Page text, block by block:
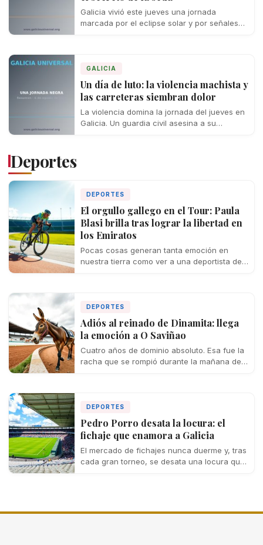
Galicia vivió este jueves una jornada
marcada por el eclipse solar y por señales
GALICIA
Un día de luto: la violencia machista y
las carreteras siembran dolor
La violencia domina la jornada del jueves en
Galicia. Un guardia civil asesina a su
Deportes
DEPORTES
El orgullo gallego en el Tour: Paula
Blasi brilla tras lograr la libertad en
los Emiratos
Pocas cosas generan tanta emoción en
nuestra tierra como ver a una deportista de
DEPORTES
Adiós al reinado de Dinamita: llega
la emoción a O Saviñao
Cuatro años de dominio absoluto. Esa fue la
racha que se rompió durante la mañana de
DEPORTES
Pedro Porro desata la locura: el
fichaje que enamora a Galicia
El mercado de fichajes nunca duerme y, tras
cada gran torneo, se desata una locura que